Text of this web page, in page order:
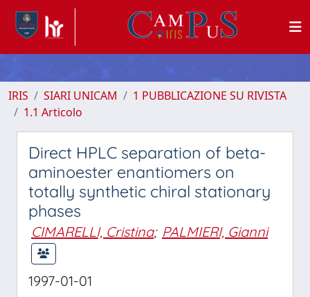
IRIS SIARI UNICAM
1 PUBBLICAZIONE SU RIVISTA
1.1 Articolo
Direct HPLC separation of beta-
aminoester enantiomers on
totally synthetic chiral stationary
phases
CIMARELLI, Cristina; PALMIERI, Gianni
1997-01-01